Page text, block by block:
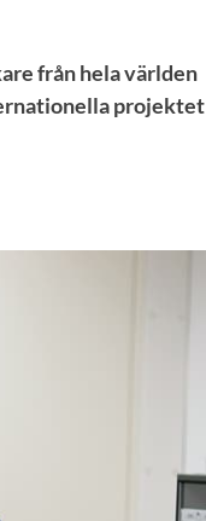
från hela världen
projektet